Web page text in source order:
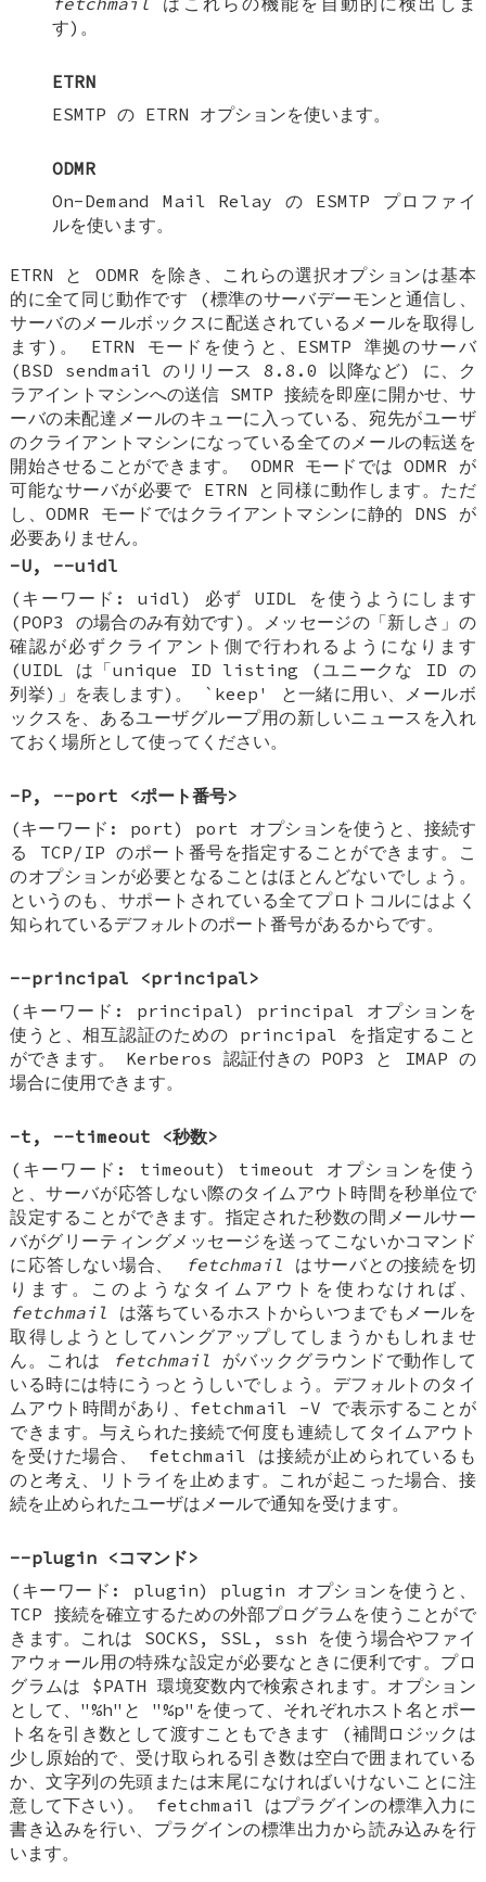
す)。
ETRN
ESMTP の ETRN オプションを使います。
ODMR
On-Demand Mail Relay の ESMTP プロファイ
ルを使います。
ETRN と ODMR を除き、これらの選択オプションは基本
的に全て同じ動作です (標準のサーバデーモンと通信し、
サーバのメールボックスに配送されているメールを取得し
ます)。 ETRN モードを使うと、ESMTP 準拠のサーバ
(BSD sendmail のリリース 8.8.0 以降など) に、ク
ラアイントマシンへの送信 SMTP 接続を即座に開かせ、サ
ーバの未配達メールのキューに入っている、宛先がユーザ
のクライアントマシンになっている全てのメールの転送を
開始させることができます。 ODMR モードでは ODMR が
可能なサーバが必要で ETRN と同様に動作します。ただ
し、ODMR モードではクライアントマシンに静的 DNS が
必要ありません。
-U, --uidl
(キーワード: uidl) 必ず UIDL を使うようにします
(POP3 の場合のみ有効です)。メッセージの「新しさ」の
確認が必ずクライアント側で行われるようになります
(UIDL は「unique ID listing (ユニークな ID の
列挙)」を表します)。 `keep' と一緒に用い、メールボ
ックスを、あるユーザグループ用の新しいニュースを入れ
ておく場所として使ってください。
-P, --port <ポート番号>
(キーワード: port) port オプションを使うと、接続す
る TCP/IP のポート番号を指定することができます。こ
のオプションが必要となることはほとんどないでしょう。
というのも、サポートされている全てプロトコルにはよく
知られているデフォルトのポート番号があるからです。
--principal <principal>
(キーワード: principal) principal オプションを
使うと、相互認証のための principal を指定すること
ができます。 Kerberos 認証付きの POP3 と IMAP の
場合に使用できます。
-t, --timeout <秒数>
(キーワード: timeout) timeout オプションを使う
と、サーバが応答しない際のタイムアウト時間を秒単位で
設定することができます。指定された秒数の間メールサー
バがグリーティングメッセージを送ってこないかコマンド
に応答しない場合、
fetchmail はサーバとの接続を切
ります。このようなタイムアウトを使わなければ、
fetchmail
は落ちているホストからいつまでもメールを
取得しようとしてハングアップしてしまうかもしれませ
ん。これは
fetchmail がバックグラウンドで動作して
いる時には特にうっとうしいでしょう。デフォルトのタイ
ムアウト時間があり、fetchmail -V で表示することが
できます。与えられた接続で何度も連続してタイムアウト
を受けた場合、 fetchmail は接続が止められているも
のと考え、リトライを止めます。これが起こった場合、接
続を止められたユーザはメールで通知を受けます。
--plugin <コマンド>
(キーワード: plugin) plugin オプションを使うと、
TCP 接続を確立するための外部プログラムを使うことがで
きます。これは SOCKS, SSL, ssh を使う場合やファイ
アウォール用の特殊な設定が必要なときに便利です。プロ
グラムは $PATH 環境変数内で検索されます。オプション
として、"%h"と "%p"を使って、それぞれホスト名とポー
ト名を引き数として渡すこともできます (補間ロジックは
少し原始的で、受け取られる引き数は空白で囲まれている
か、文字列の先頭または末尾になければいけないことに注
意して下さい)。 fetchmail はプラグインの標準入力に
書き込みを行い、プラグインの標準出力から読み込みを行
います。